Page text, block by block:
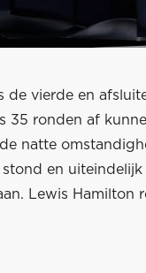
de vierde en
35 ronden af
natte
en
Lewis Hamilton